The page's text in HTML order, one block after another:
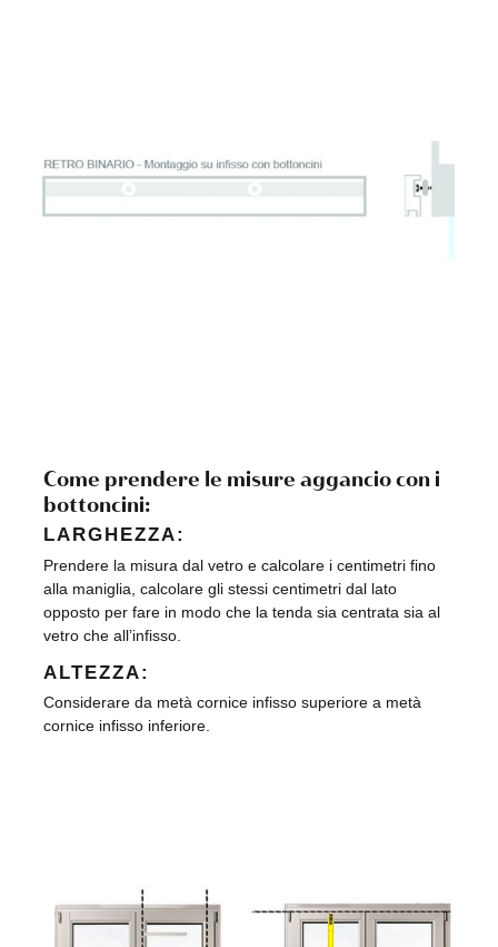
Come prendere le misure aggancio con i
bottoncini:
LARGHEZZA:
Prendere la misura dal vetro e calcolare i centimetri fino
alla maniglia, calcolare gli stessi centimetri dal lato
opposto per fare in modo che la tenda sia centrata sia al
vetro che all’infisso.
ALTEZZA:
Considerare da metà cornice infisso superiore a metà
cornice infisso inferiore.